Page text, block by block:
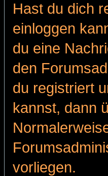
Hast du dich
einloggen
du eine
den
du registriert
kannst, dann
vorliegen.